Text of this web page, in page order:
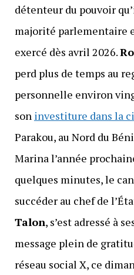
détenteur du pouvoir
majorité parlementaire
exercé dès avril 2026.
perd plus de temps au
personnelle environ
son investiture dans la
Parakou, au Nord du
Marina l’année
quelques minutes, le
succéder au chef de
Talon, s’est adressé à
message plein de
réseau social X, ce